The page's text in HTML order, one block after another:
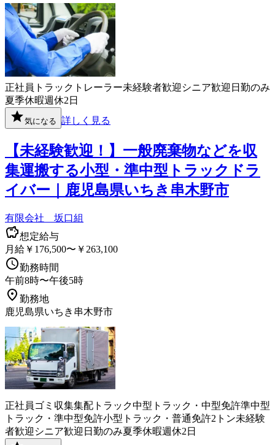
正社員 トラック トレーラー未経験者歓迎 シニア歓迎 日勤のみ
夏季休暇週休2日
気になる 詳しく見る
【未経験歓迎！】一般廃棄物などを収
集運搬する小型・準中型トラックドラ
イバー｜鹿児島県いちき串木野市
有限会社 坂口組
想定給与
月給￥176,500〜￥263,100
勤務時間
午前8時〜午後5時
勤務地
鹿児島県いちき串木野市
正社員 ゴミ収集集配 トラック中型トラック・中型免許準中型
トラック・準中型免許小型トラック・普通免許2トン未経験
者歓迎 シニア歓迎 日勤のみ夏季休暇週休2日